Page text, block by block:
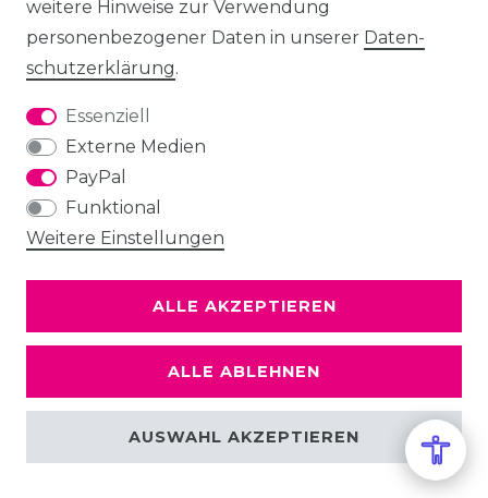
weitere Hinweise zur Verwendung
personenbezogener Daten in unserer Daten­
schutz­erklärung.
Essenziell
Externe Medien
PayPal
Funktional
Weitere Einstellungen
ALLE AKZEPTIEREN
ALLE ABLEHNEN
AUSWAHL AKZEPTIEREN